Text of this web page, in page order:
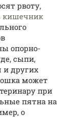
рвоту,
кишечник
опорно-
сыпи,
и других
может
при
пятна на
о